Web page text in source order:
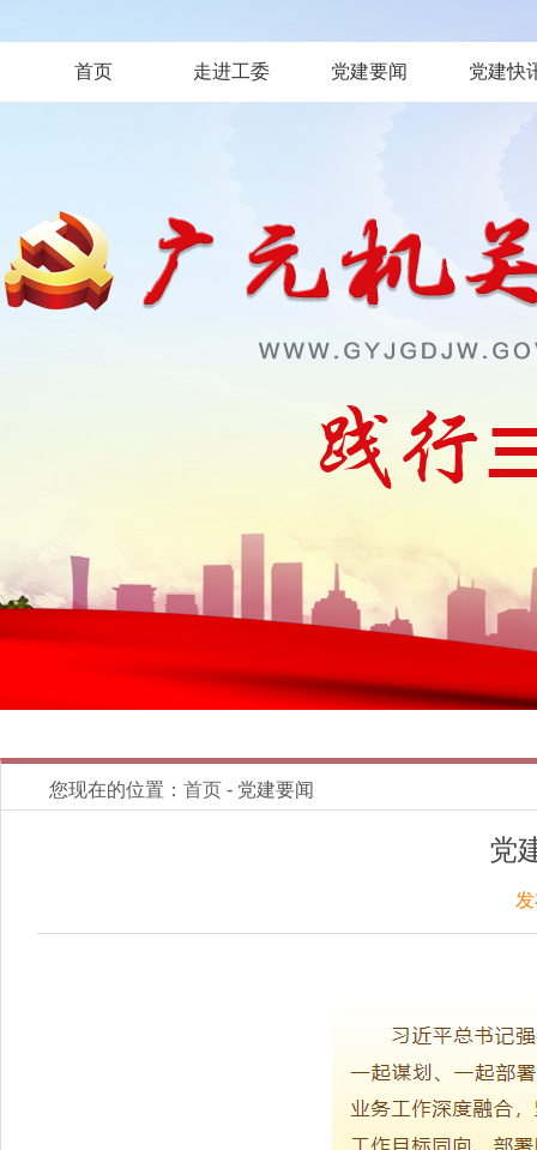
首页 走进工委 党建要闻 党建快
您现在的位置： 首页 - 党建要闻
党